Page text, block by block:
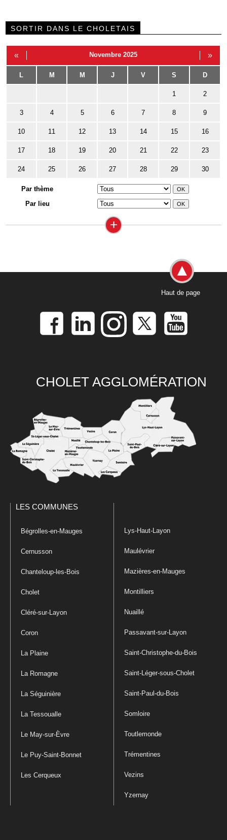
SORTIR DANS LE CHOLETAIS
« Novembre 2025 »
L M M J V S D
1 2
3 4 5 6 7 8 9
10 11 12 13 14 15 16
17 18 19 20 21 22 23
24 25 26 27 28 29 30
Par thème
Par lieu
+
Haut de page
CHOLET AGGLOMÉRATION
LES COMMUNES
Bégrolles-en-Mauges
Cernusson
Chanteloup-les-Bois
Cholet
Cléré-sur-Layon
Coron
La Plaine
La Romagne
La Séguinière
La Tessoualle
Le May-sur-Èvre
Le Puy-Saint-Bonnet
Les Cerqueux
Lys-Haut-Layon
Maulévrier
Mazières-en-Mauges
Montilliers
Nuaillé
Passavant-sur-Layon
Saint-Christophe-du-Bois
Saint-Léger-sous-Cholet
Saint-Paul-du-Bois
Somloire
Toutlemonde
Trémentines
Vezins
Yzernay